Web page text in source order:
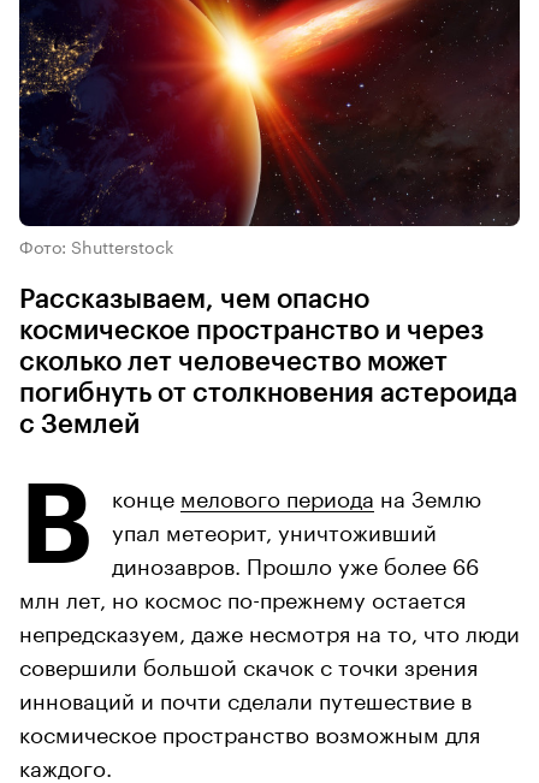
Фото: Shutterstock
Рассказываем, чем опасно
космическое пространство и через
сколько лет человечество может
погибнуть от столкновения астероида
с Землей
В конце мелового периода на Землю
упал метеорит, уничтоживший
динозавров. Прошло уже более 66
млн лет, но космос по-прежнему остается
непредсказуем, даже несмотря на то, что люди
совершили большой скачок с точки зрения
инноваций и почти сделали путешествие в
космическое пространство возможным для
каждого.